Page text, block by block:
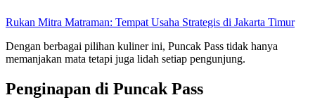
Rukan Mitra Matraman: Tempat Usaha Strategis di Jakarta Timur
Dengan berbagai pilihan kuliner ini, Puncak Pass tidak hanya
memanjakan mata tetapi juga lidah setiap pengunjung.
Penginapan di Puncak Pass